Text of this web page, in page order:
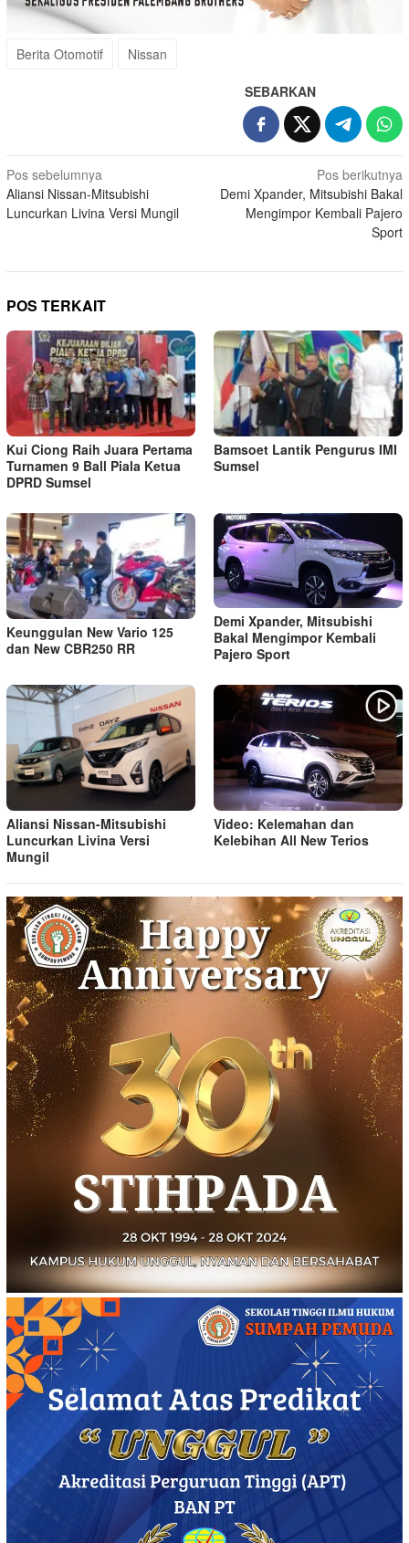
Berita Otomotif Nissan
SEBARKAN
Navigasi
pos
Pos sebelumnya
Aliansi Nissan-Mitsubishi
Luncurkan Livina Versi Mungil
Pos berikutnya
Demi Xpander, Mitsubishi Bakal
Mengimpor Kembali Pajero
Sport
POS TERKAIT
Kui Ciong Raih Juara Pertama
Turnamen 9 Ball Piala Ketua
DPRD Sumsel
Bamsoet Lantik Pengurus IMI
Sumsel
Keunggulan New Vario 125
dan New CBR250 RR
Demi Xpander, Mitsubishi
Bakal Mengimpor Kembali
Pajero Sport
Aliansi Nissan-Mitsubishi
Luncurkan Livina Versi
Mungil
Video: Kelemahan dan
Kelebihan All New Terios